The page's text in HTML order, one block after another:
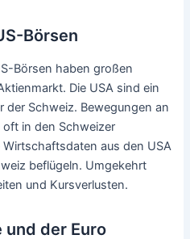
Börsen
Börsen haben großen
Die USA sind ein
der Schweiz. Bewegungen an
oft in den Schweizer
aus den USA
beflügeln. Umgekehrt
und Kursverlusten.
und der Euro